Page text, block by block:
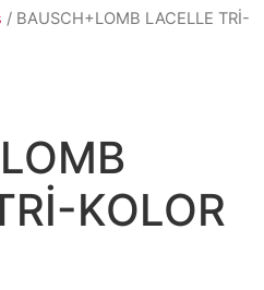
/ BAUSCH+LOMB LACELLE TRİ-
KOLOR